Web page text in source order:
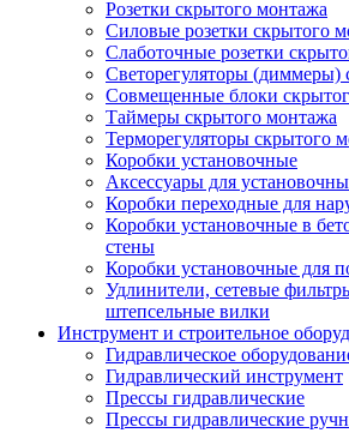
Розетки скрытого монтажа
Силовые розетки скрытого
Слаботочные розетки
Светорегуляторы (диммеры)
Совмещенные блоки
Таймеры скрытого монтажа
Терморегуляторы скрытого
Коробки установочные
Аксессуары для
Коробки переходные для
Коробки установочные в
стены
Коробки установочные для
Удлинители, сетевые
штепсельные вилки
Инструмент и строительное
Гидравлическое
Гидравлический инструмент
Прессы гидравлические
Прессы гидравлические